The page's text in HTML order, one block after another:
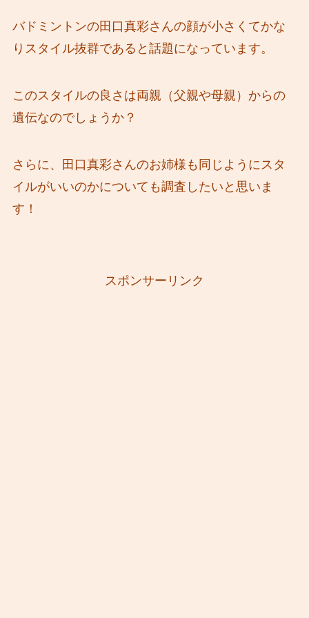
バドミントンの田口真彩さんの顔が小さくてかな
りスタイル抜群であると話題になっています。
このスタイルの良さは両親（父親や母親）からの
遺伝なのでしょうか？
さらに、田口真彩さんのお姉様も同じようにスタ
イルがいいのかについても調査したいと思いま
す！
スポンサーリンク